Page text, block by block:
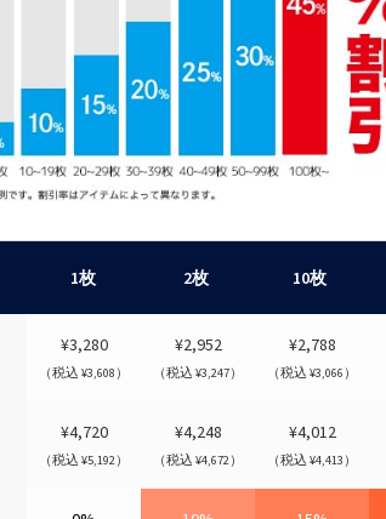
1枚 2枚 10枚
¥3,280
（税込 ¥3,608）
¥2,952
（税込 ¥3,247）
¥2,788
（税込 ¥3,066）
¥4,720
（税込 ¥5,192）
¥4,248
（税込 ¥4,672）
¥4,012
（税込 ¥4,413）